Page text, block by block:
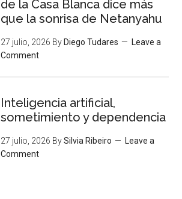
de la Casa Blanca dice más
que la sonrisa de Netanyahu
27 julio, 2026 By Diego Tudares
Leave a
Comment
Inteligencia artificial,
sometimiento y dependencia
27 julio, 2026 BySilvia Ribeiro
Leave a
Comment